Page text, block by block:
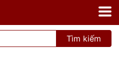
Tìm kiếm